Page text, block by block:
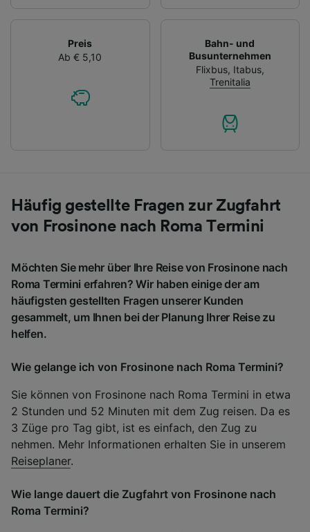
Preis
Ab € 5,10
Bahn- und
Busunternehmen
Flixbus, Itabus,
Trenitalia
Häufig gestellte Fragen zur Zugfahrt
von Frosinone nach Roma Termini
Möchten Sie mehr über Ihre Reise von Frosinone nach
Roma Termini erfahren? Wir haben einige der am
häufigsten gestellten Fragen unserer Kunden
gesammelt, um Ihnen bei der Planung Ihrer Reise zu
helfen.
Wie gelange ich von Frosinone nach Roma Termini?
Sie können von Frosinone nach Roma Termini in etwa
2 Stunden und 52 Minuten mit dem Zug reisen. Da es
3 Züge pro Tag gibt, ist es einfach, den Zug zu
nehmen. Mehr Informationen erhalten Sie in unserem
Reiseplaner.
Wie lange dauert die Zugfahrt von Frosinone nach
Roma Termini?